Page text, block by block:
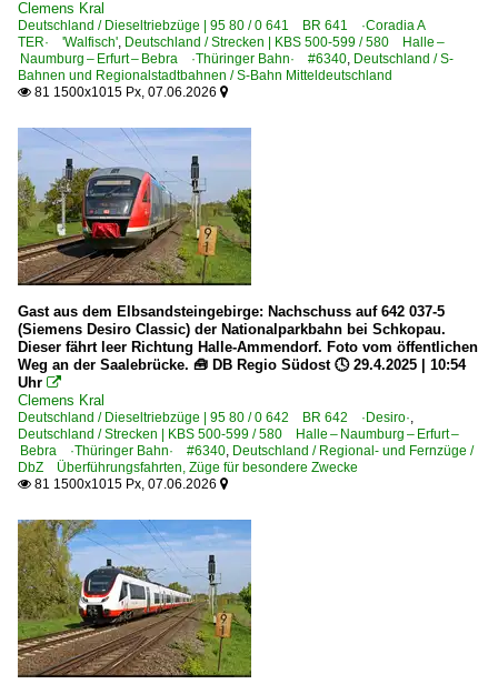
Clemens Kral
Deutschland / Dieseltriebzüge | 95 80 / 0 641 BR 641 ·Coradia A
TER· 'Walfisch', Deutschland / Strecken | KBS 500-599 / 580 Halle –
Naumburg – Erfurt – Bebra ·Thüringer Bahn· #6340, Deutschland / S-
Bahnen und Regionalstadtbahnen / S-Bahn Mitteldeutschland
 81 1500x1015 Px, 07.06.2026 
Gast aus dem Elbsandsteingebirge: Nachschuss auf 642 037-5
(Siemens Desiro Classic) der Nationalparkbahn bei Schkopau.
Dieser fährt leer Richtung Halle-Ammendorf. Foto vom öffentlichen
Weg an der Saalebrücke. 🧰 DB Regio Südost 🕓 29.4.2025 | 10:54
Uhr 
Clemens Kral
Deutschland / Dieseltriebzüge | 95 80 / 0 642 BR 642 ·Desiro·,
Deutschland / Strecken | KBS 500-599 / 580 Halle – Naumburg – Erfurt –
Bebra ·Thüringer Bahn· #6340, Deutschland / Regional- und Fernzüge /
DbZ Überführungsfahrten, Züge für besondere Zwecke
 81 1500x1015 Px, 07.06.2026 